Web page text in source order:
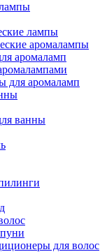
лампы
аромалампы
аромаламп
для аромаламп
ванны
для волос